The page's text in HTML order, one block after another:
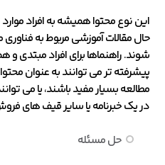
این نوع محتوا همیشه به افراد
حال مقالات آموزشی مربوط به
شوند. راهنماها برای افراد
پیشرفته تر می توانند به عنوان
مطالعه بسیار مفید باشند، یا می
در یک خبرنامه یا سایر قیف های
حل مسئله